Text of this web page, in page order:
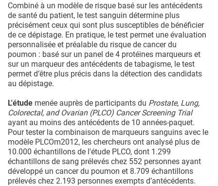
Combiné à un modèle de risque basé sur les antécédents
de santé du patient, le test sanguin détermine plus
précisément ceux qui sont plus susceptibles de bénéficier
de ce dépistage. En pratique, le test permet une évaluation
personnalisée et préalable du risque de cancer du
poumon : basé sur un panel de 4 protéines marqueurs et
sur un marqueur des antécédents de tabagisme, le test
permet d’être plus précis dans la détection des candidats
au dépistage.
L'étude menée auprès de participants du Prostate, Lung,
Colorectal, and Ovarian (PLCO) Cancer Screening Trial
ayant au moins des antécédents de 10 années-paquet.
Pour tester la combinaison de marqueurs sanguins avec le
modèle PLCOm2012, les chercheurs ont analysé plus de
10.000 échantillons de l'étude PLCO, dont 1.299
échantillons de sang prélevés chez 552 personnes ayant
développé un cancer du poumon et 8.709 échantillons
prélevés chez 2.193 personnes exempts d’antécédents.